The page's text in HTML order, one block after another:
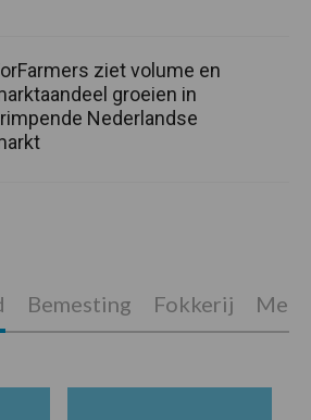
ziet volume en
groeien in
Nederlandse
Bemesting Fokkerij